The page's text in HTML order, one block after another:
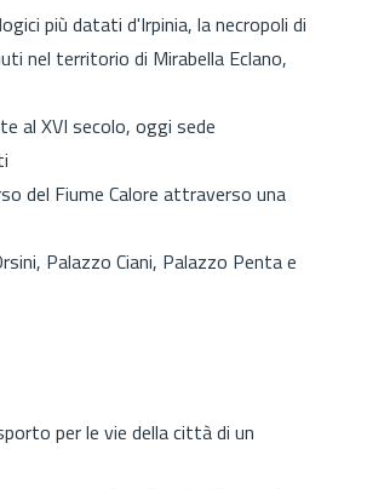
più datati d'Irpinia, la necropoli di
nel territorio di Mirabella Eclano,
al XVI secolo, oggi sede
del Fiume Calore attraverso una
Palazzo Ciani, Palazzo Penta e
per le vie della città di un